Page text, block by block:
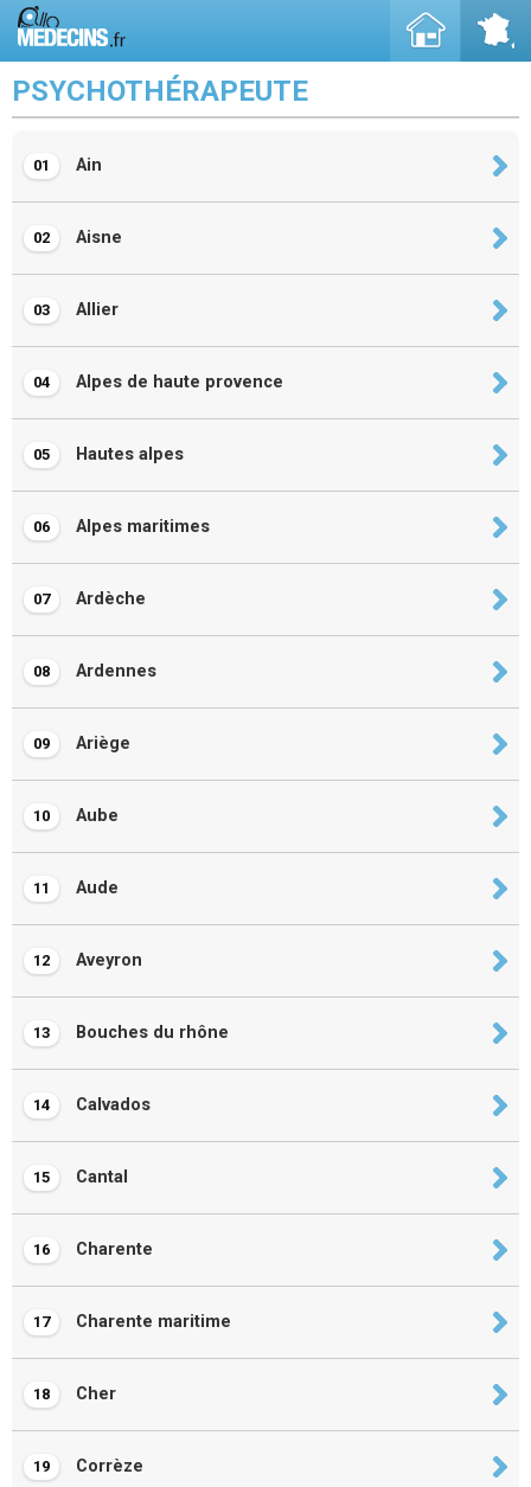
PSYCHOTHÉRAPEUTE
01 Ain
02 Aisne
03 Allier
04 Alpes de haute provence
05 Hautes alpes
06 Alpes maritimes
07 Ardèche
08 Ardennes
09 Ariège
10 Aube
11 Aude
12 Aveyron
13 Bouches du rhône
14 Calvados
15 Cantal
16 Charente
17 Charente maritime
18 Cher
19 Corrèze